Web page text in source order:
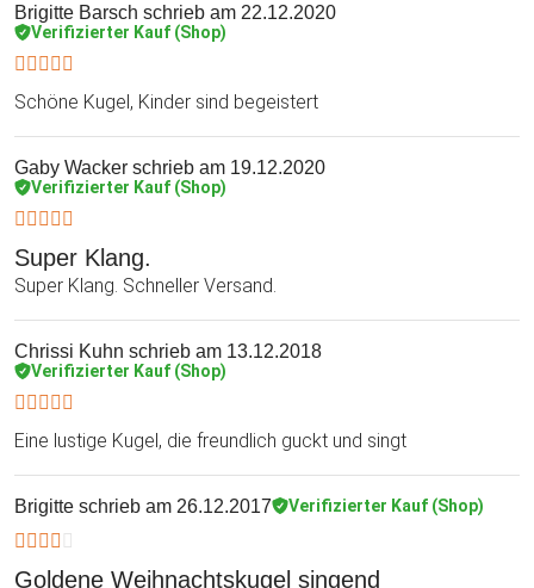
Brigitte Barsch schrieb am 22.12.2020
Verifizierter Kauf (Shop)
Schöne Kugel, Kinder sind begeistert
Gaby Wacker schrieb am 19.12.2020
Verifizierter Kauf (Shop)
Super Klang.
Super Klang. Schneller Versand.
Chrissi Kuhn schrieb am 13.12.2018
Verifizierter Kauf (Shop)
Eine lustige Kugel, die freundlich guckt und singt
Brigitte schrieb am 26.12.2017 Verifizierter Kauf (Shop)
Goldene Weihnachtskugel singend